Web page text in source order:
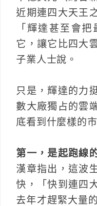
近期連四大天王
「輝達甚至會
它，讓它比四大
子業人士說。
只是，輝達的力
數大廠獨占的雲
底看到什麼樣的
第一，是起跑線
漢章指出，這波
快，「快到連四
去年才趕緊大量